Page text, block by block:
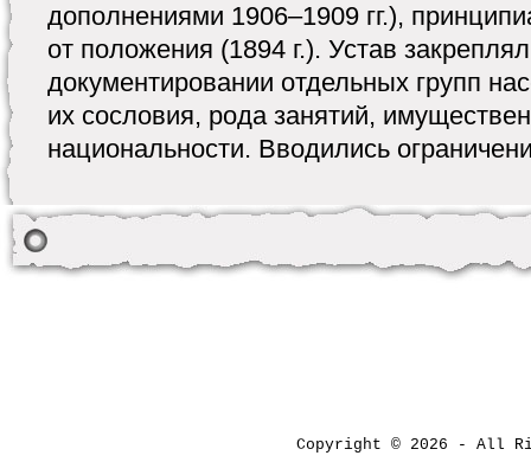
дополнениями 1906–1909 гг.),
от положения (1894 г.). Устав
документировании отдельных групп
их сословия, рода занятий,
национальности. Вводились
Copyright © 2026 - All